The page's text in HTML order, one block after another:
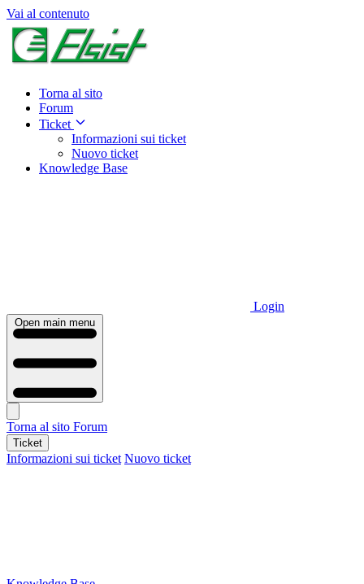
Vai al contenuto
Torna al sito
Forum
Ticket
Informazioni sui ticket
Nuovo ticket
Knowledge Base
Login
Open main menu
Torna al sito Forum
Ticket
Informazioni sui ticket Nuovo ticket